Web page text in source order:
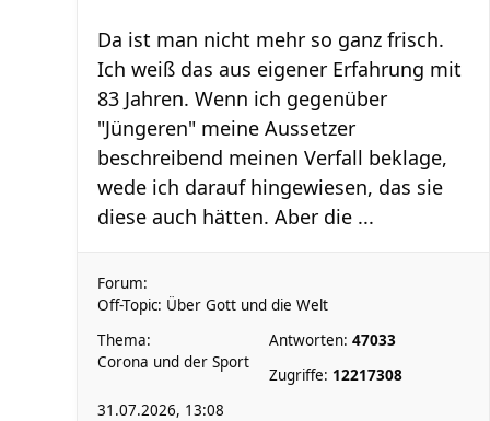
Da ist man nicht mehr so ganz frisch.
Ich weiß das aus eigener Erfahrung mit
83 Jahren. Wenn ich gegenüber
"Jüngeren" meine Aussetzer
beschreibend meinen Verfall beklage,
wede ich darauf hingewiesen, das sie
diese auch hätten. Aber die ...
Forum:
Off-Topic: Über Gott und die Welt
Thema:
Corona und der Sport
Antworten: 47033
Zugriffe: 12217308
31.07.2026, 13:08